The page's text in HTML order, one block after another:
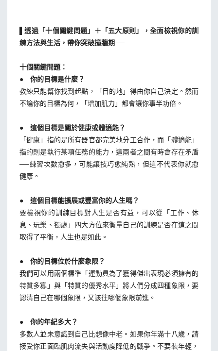
▌透過「十個關鍵問題」＋「五大原則」，全面檢視你的訓
練方法與生活，帶你突破撞牆期──
十個關鍵問題：
● 你的目標是什麼？
教練只能幫你找到起點，「目的地」得由你自己決定。然而
不論你的目標為何，「增加肌力」都會讓你事半功倍。
● 這個目標是關於健康或體適能？
「健康」指的是所有器官都完美地分工合作，而「體適能」
指的則是執行某項任務的能力，這兩者之間有時會存在矛盾
──練習次數愈多，可能讓技巧愈純熟，但這不代表你就愈
健康。
● 這個目標能擴展或豐富你的人生嗎？
要檢視你的訓練目標對人生是否有益，可以從「工作、休
息、玩樂、獨處」四大方位來衡量自己的訓練是否在這之間
取得了平衡，人生也是如此。
● 你的目標位於什麼象限？
我們可以用兩個標準「運動員為了獲得傑出表現必須擁有的
特質多寡」與「特質的優秀水平」將人們分成四種象限，要
認清自己在哪個象限，又該往哪個象限前進。
● 你的年紀多大？
多數人並未意識到自己比想像中老。如果你年滿十八歲，請
接受你正面臨肌肉流失與活動度降低的戰爭。不要裝年輕，